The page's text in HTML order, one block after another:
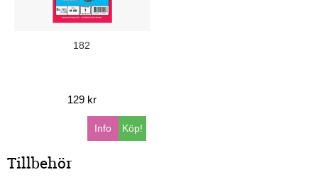
182
129 kr
Köp!
Info
Tillbehör